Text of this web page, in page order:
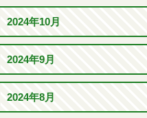
2024年10月
2024年9月
2024年8月